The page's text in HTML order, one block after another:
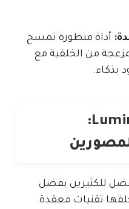
أداة متطورة تمسح
من الخلفية مع
بذكاء.
2. برنامج Luminar Neo:
للكثيرين بفضل
تقنيات معقدة.